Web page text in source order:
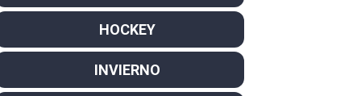
del mundo. Bronces para David Llorente y Miren
en Redemption. Andrade campeón Nacional
los más laureados
HOCKEY
INVIERNO